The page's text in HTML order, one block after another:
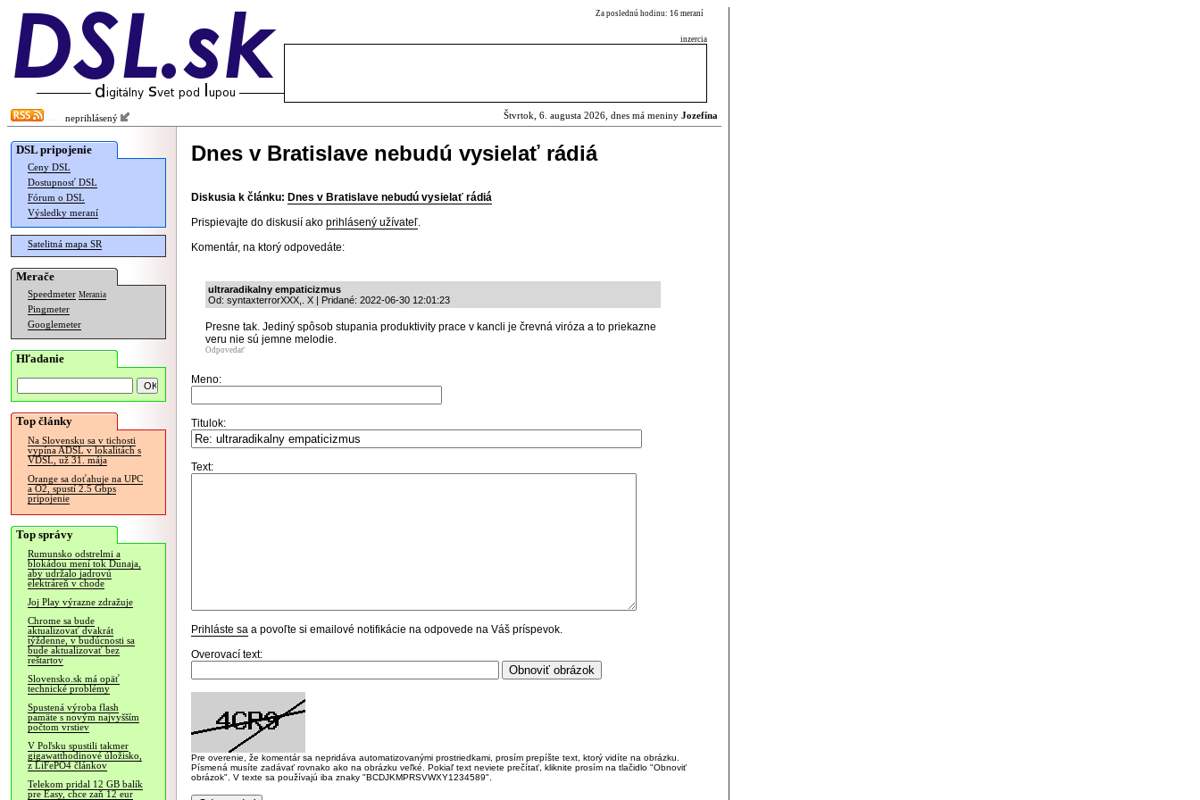
Za poslednú hodinu: 16 meraní
inzercia
neprihlásený Štvrtok, 6. augusta 2026, dnes má meniny Jozefína
DSL pripojenie
Ceny DSL
Dostupnosť DSL
Fórum o DSL
Výsledky meraní
Satelitná mapa SR
Merače
Speedmeter Merania
Pingmeter
Googlemeter
Hľadanie
Top články
Na Slovensku sa v tichosti
vypína ADSL v lokalitách s
VDSL, už 31. mája
Orange sa doťahuje na UPC
a O2, spustí 2.5 Gbps
pripojenie
Top správy
Rumunsko odstrelmi a
blokádou mení tok Dunaja,
aby udržalo jadrovú
elektráreň v chode
Joj Play výrazne zdražuje
Chrome sa bude
aktualizovať dvakrát
týždenne, v budúcnosti sa
bude aktualizovať bez
reštartov
Slovensko.sk má opäť
technické problémy
Spustená výroba flash
pamäte s novým najvyšším
počtom vrstiev
V Poľsku spustili takmer
gigawatthodinové úložisko,
z LiFePO4 článkov
Telekom pridal 12 GB balík
pre Easy, chce zaň 12 eur
Dnes v Bratislave nebudú vysielať rádiá
Diskusia k článku: Dnes v Bratislave nebudú vysielať rádiá
Prispievajte do diskusií ako prihlásený užívateľ.
Komentár, na ktorý odpovedáte:
ultraradikalny empaticizmus
Od: syntaxterrorXXX,. X | Pridané: 2022-06-30 12:01:23
Presne tak. Jediný spôsob stupania produktivity prace v kancli je črevná viróza a to priekazne
veru nie sú jemne melodie.
Odpovedať
Meno:
Titulok:
Text:
Prihláste sa a povoľte si emailové notifikácie na odpovede na Váš príspevok.
Overovací text:
Pre overenie, že komentár sa nepridáva automatizovanými prostriedkami, prosím prepíšte text, ktorý vidíte na obrázku.
Písmená musíte zadávať rovnako ako na obrázku veľké. Pokiaľ text neviete prečítať, kliknite prosím na tlačidlo "Obnoviť
obrázok". V texte sa používajú iba znaky "BCDJKMPRSVWXY1234589".